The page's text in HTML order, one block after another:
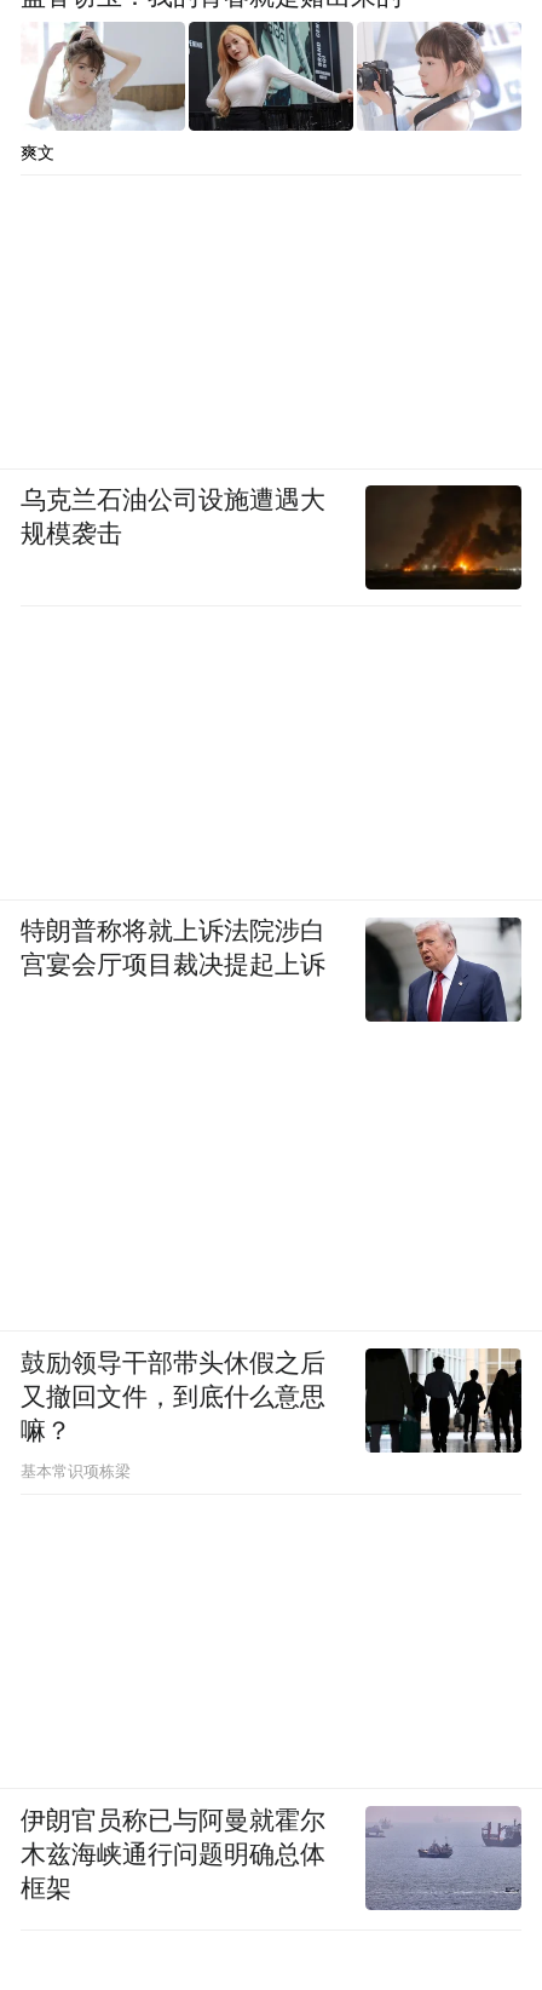
爽文
乌克兰石油公司设施遭遇大
规模袭击
特朗普称将就上诉法院涉白
宫宴会厅项目裁决提起上诉
鼓励领导干部带头休假之后
又撤回文件，到底什么意思
嘛？
基本常识项栋梁
伊朗官员称已与阿曼就霍尔
木兹海峡通行问题明确总体
框架